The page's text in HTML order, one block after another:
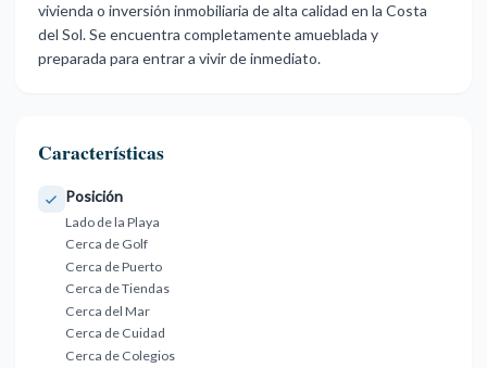
‌vivienda o inversión ‌inmobiliaria ‌de alta ‌calidad ‌en ‌la ‌Costa
del Sol. ‌Se encuentra ‌completamente amueblada y
‌preparada ‌para ‌entrar ‌a ‌vivir ‌de ‌inmediato.
Características
Posición
Lado de la Playa
Cerca de Golf
Cerca de Puerto
Cerca de Tiendas
Cerca del Mar
Cerca de Cuidad
Cerca de Colegios